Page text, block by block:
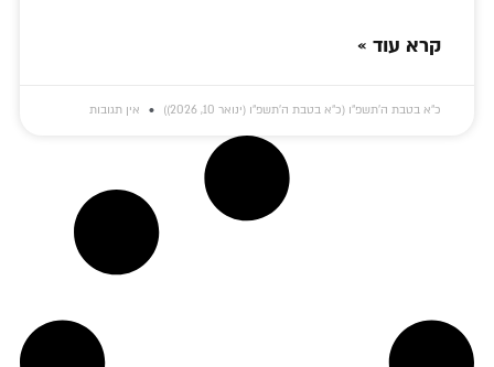
קרא עוד »
כ״א בטבת ה׳תשפ״ו (כ״א בטבת ה׳תשפ״ו (ינואר 10, 2026)) אין תגובות